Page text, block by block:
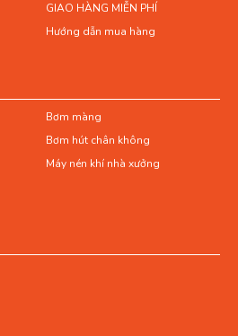
GIAO HÀNG MIỄN PHÍ
Hướng dẫn mua hàng
Bơm màng
Bơm hút chân không
Máy nén khí nhà xưởng